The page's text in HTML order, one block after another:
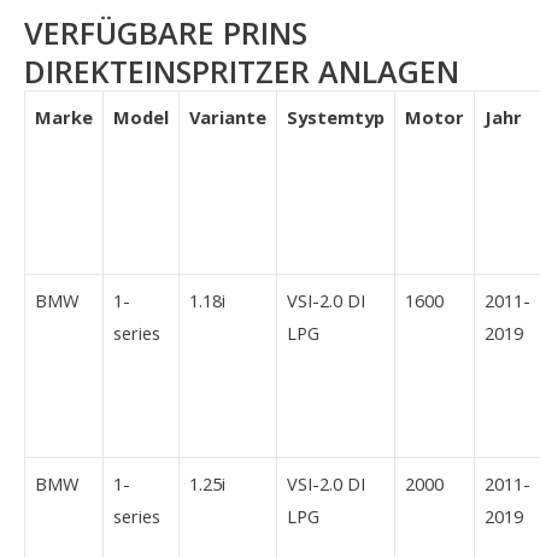
VERFÜGBARE PRINS
DIREKTEINSPRITZER ANLAGEN
Marke Model Variante Systemtyp Motor Jahr
BMW
1-
series
1.18i
VSI-2.0 DI
LPG
1600
2011-
2019
BMW
1-
series
1.25i
VSI-2.0 DI
LPG
2000
2011-
2019